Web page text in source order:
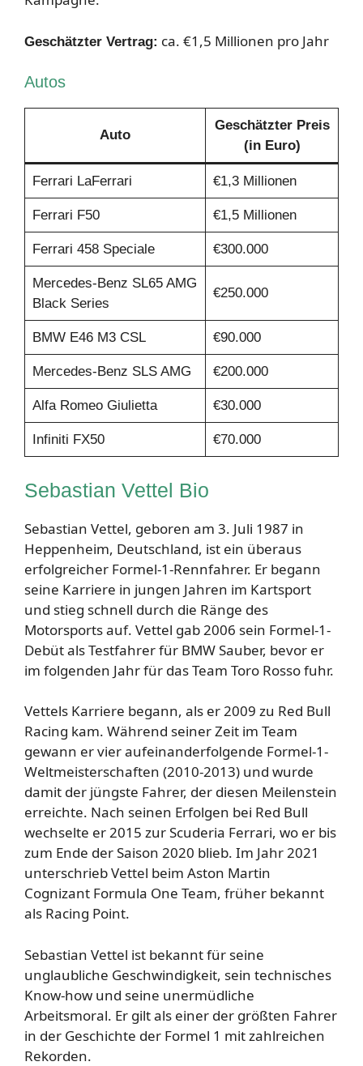
Geschätzter Vertrag: ca. €1,5 Millionen pro Jahr
Autos
Auto
Geschätzter Preis
(in Euro)
Ferrari LaFerrari €1,3 Millionen
Ferrari F50 €1,5 Millionen
Ferrari 458 Speciale €300.000
Mercedes-Benz SL65 AMG
Black Series
€250.000
BMW E46 M3 CSL €90.000
Mercedes-Benz SLS AMG €200.000
Alfa Romeo Giulietta €30.000
Infiniti FX50 €70.000
Sebastian Vettel Bio
Sebastian Vettel, geboren am 3. Juli 1987 in
Heppenheim, Deutschland, ist ein überaus
erfolgreicher Formel-1-Rennfahrer. Er begann
seine Karriere in jungen Jahren im Kartsport
und stieg schnell durch die Ränge des
Motorsports auf. Vettel gab 2006 sein Formel-1-
Debüt als Testfahrer für BMW Sauber, bevor er
im folgenden Jahr für das Team Toro Rosso fuhr.
Vettels Karriere begann, als er 2009 zu Red Bull
Racing kam. Während seiner Zeit im Team
gewann er vier aufeinanderfolgende Formel-1-
Weltmeisterschaften (2010-2013) und wurde
damit der jüngste Fahrer, der diesen Meilenstein
erreichte. Nach seinen Erfolgen bei Red Bull
wechselte er 2015 zur Scuderia Ferrari, wo er bis
zum Ende der Saison 2020 blieb. Im Jahr 2021
unterschrieb Vettel beim Aston Martin
Cognizant Formula One Team, früher bekannt
als Racing Point.
Sebastian Vettel ist bekannt für seine
unglaubliche Geschwindigkeit, sein technisches
Know-how und seine unermüdliche
Arbeitsmoral. Er gilt als einer der größten Fahrer
in der Geschichte der Formel 1 mit zahlreichen
Rekorden.